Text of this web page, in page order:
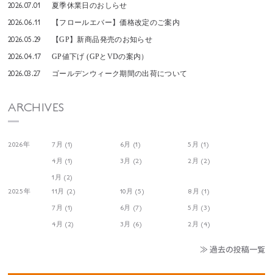
2026.07.01 夏季休業日のおしらせ
2026.06.11 【フロールエバー】価格改定のご案内
2026.05.29 【GP】新商品発売のお知らせ
2026.04.17 GP値下げ (GPとVDの案内）
2026.03.27 ゴールデンウィーク期間の出荷について
ARCHIVES
2026年 7月 (1) 6月 (1)
5月 (1)
4月 (1)
3月 (2)
2月 (2)
1月 (2)
2025年
11月 (2) 10月 (5)
8月 (1)
7月 (1)
6月 (7)
5月 (3)
4月 (2)
3月 (6) 2月 (4)
≫ 過去の投稿一覧